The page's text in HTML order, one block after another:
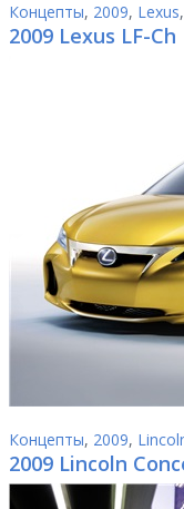
Концепты, 2009, Lexus,
2009 Lexus LF-Ch
Концепты, 2009,
2009 Lincoln